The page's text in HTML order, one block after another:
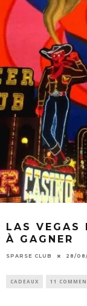
LAS VEGAS
À GAGNER
SPARSE CLUB 28/
CADEAUX 11